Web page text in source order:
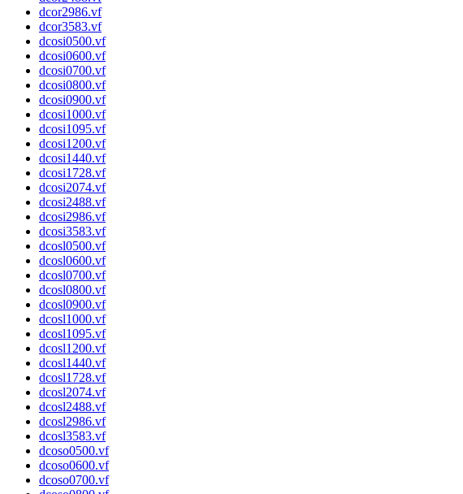
dcor2986.vf
dcor3583.vf
dcosi0500.vf
dcosi0600.vf
dcosi0700.vf
dcosi0800.vf
dcosi0900.vf
dcosi1000.vf
dcosi1095.vf
dcosi1200.vf
dcosi1440.vf
dcosi1728.vf
dcosi2074.vf
dcosi2488.vf
dcosi2986.vf
dcosi3583.vf
dcosl0500.vf
dcosl0600.vf
dcosl0700.vf
dcosl0800.vf
dcosl0900.vf
dcosl1000.vf
dcosl1095.vf
dcosl1200.vf
dcosl1440.vf
dcosl1728.vf
dcosl2074.vf
dcosl2488.vf
dcosl2986.vf
dcosl3583.vf
dcoso0500.vf
dcoso0600.vf
dcoso0700.vf